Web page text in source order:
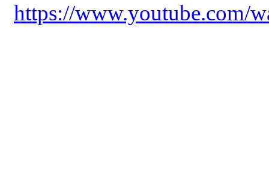
https://www.youtube.com/